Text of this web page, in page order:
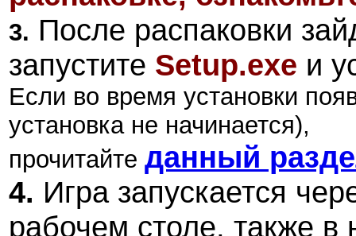
3. После распаковки
запустите Setup.exe и
Если во время установки
установка не начинается),
прочитайте данный
4. Игра запускается
рабочем столе, также